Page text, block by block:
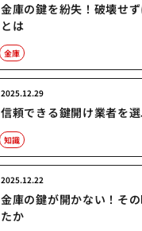
金庫の鍵を紛失！破壊せ
とは
金庫
信頼できる鍵開け業者を
2025.12.29
知識
金庫の鍵が開かない！そ
たか
2025.12.22